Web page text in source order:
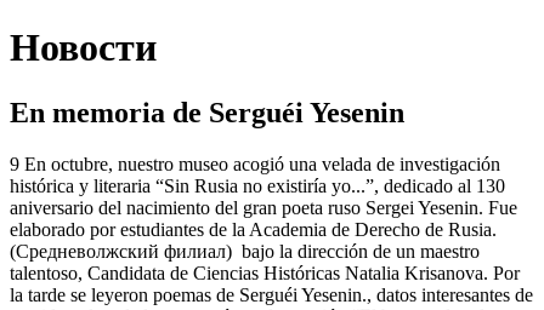
Новости
En memoria de Serguéi Yesenin
9 En octubre, nuestro museo acogió una velada de investigación
histórica y literaria “Sin Rusia no existiría yo...”, dedicado al 130
aniversario del nacimiento del gran poeta ruso Sergei Yesenin. Fue
elaborado por estudiantes de la Academia de Derecho de Rusia.
(Средневолжский филиал) bajo la dirección de un maestro
talentoso, Candidata de Ciencias Históricas Natalia Krisanova. Por
la tarde se leyeron poemas de Serguéi Yesenin., datos interesantes de